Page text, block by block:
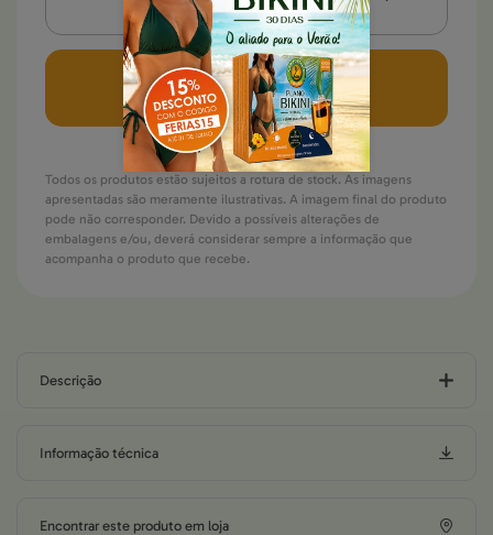
Descrição
Informação técnica
Encontrar este produto em loja
adicionar
Todos os produtos estão sujeitos a rotura de stock. As imagens
apresentadas são meramente ilustrativas. A imagem final do produto
pode não corresponder. Devido a possíveis alterações de
embalagens e/ou, deverá considerar sempre a informação que
acompanha o produto que recebe.